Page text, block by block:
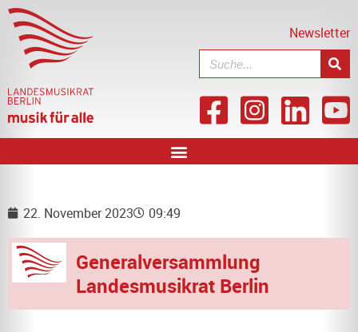
Newsletter
22. November 2023 09:49
Generalversammlung
Landesmusikrat Berlin